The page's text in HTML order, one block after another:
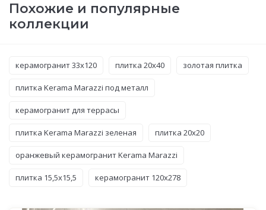
Похожие и популярные
коллекции
керамогранит 33x120 плитка 20x40 золотая плитка
плитка Kerama Marazzi под металл
керамогранит для террасы
плитка Kerama Marazzi зеленая плитка 20x20
оранжевый керамогранит Kerama Marazzi
плитка 15,5x15,5 керамогранит 120x278